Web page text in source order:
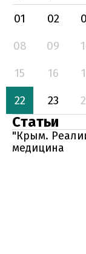
01
02
08
09
15
16
22
23
Статьи
"Крым.
медицина